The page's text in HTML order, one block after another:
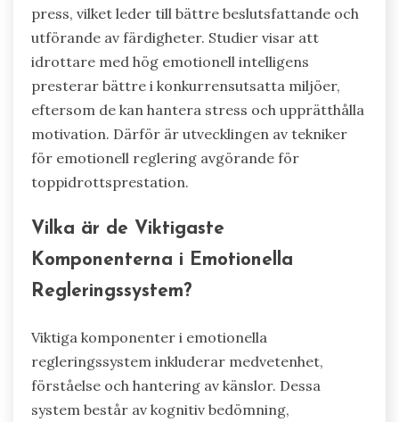
press, vilket leder till bättre beslutsfattande och
utförande av färdigheter. Studier visar att
idrottare med hög emotionell intelligens
presterar bättre i konkurrensutsatta miljöer,
eftersom de kan hantera stress och upprätthålla
motivation. Därför är utvecklingen av tekniker
för emotionell reglering avgörande för
toppidrottsprestation.
Vilka är de Viktigaste
Komponenterna i Emotionella
Regleringssystem?
Viktiga komponenter i emotionella
regleringssystem inkluderar medvetenhet,
förståelse och hantering av känslor. Dessa
system består av kognitiv bedömning,